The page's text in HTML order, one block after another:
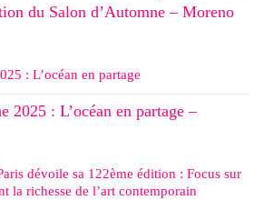
du Salon d’Automne – Moreno
: L’océan en partage
2025 : L’océan en partage –
dévoile sa 122ème édition : Focus sur
la richesse de l’art contemporain